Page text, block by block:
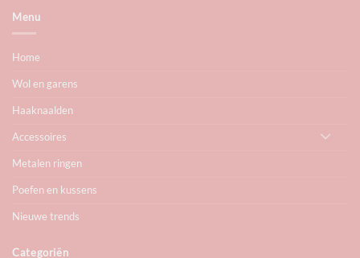
Menu
Home
Wol en garens
Haaknaalden
Accessoires
Metalen ringen
Poefen en kussens
Nieuwe trends
Categoriën